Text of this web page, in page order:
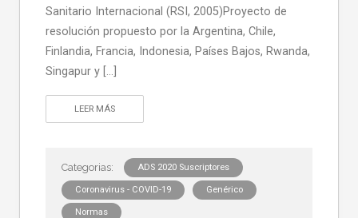
Sanitario Internacional (RSI, 2005)Proyecto de
resolución propuesto por la Argentina, Chile,
Finlandia, Francia, Indonesia, Países Bajos, Rwanda,
Singapur y […]
LEER MÁS
ADS 2020 Suscriptores
Coronavirus - COVID-19 Genérico
Normas